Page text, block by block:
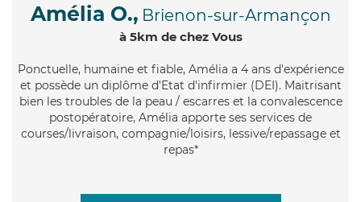
Amélia O., Brienon-sur-Armançon
à 5km de chez Vous
Ponctuelle, humaine et fiable, Amélia a 4 ans d'expérience
et possède un diplôme d'Etat d'infirmier (DEI). Maitrisant
bien les troubles de la peau / escarres et la convalescence
postopératoire, Amélia apporte ses services de
courses/livraison, compagnie/loisirs, lessive/repassage et
repas*